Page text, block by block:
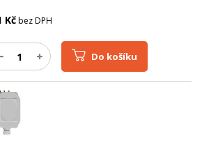
Kčbez DPH
Do košíku